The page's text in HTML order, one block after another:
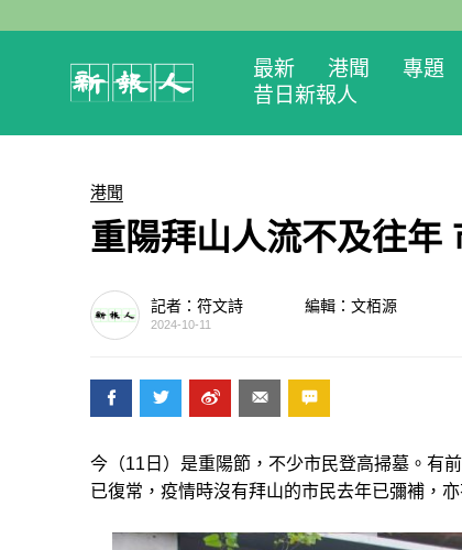
最新 港聞 專題
昔日新報人
港聞
重陽拜山人流不及往年
記者：符文詩 編輯：文栢源
2024-10-11
今（11日）是重陽節，不少市民登高掃墓。有
已復常，疫情時沒有拜山的市民去年已彌補，